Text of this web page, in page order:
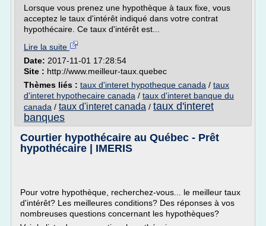
Lorsque vous prenez une hypothèque à taux fixe, vous
acceptez le taux d'intérêt indiqué dans votre contrat
hypothécaire. Ce taux d'intérêt est...
Lire la suite
Date: 2017-11-01 17:28:54
Site : http://www.meilleur-taux.quebec
Thèmes liés : taux d'interet hypotheque canada / taux
d'interet hypothecaire canada / taux d'interet banque du
canada / taux d'interet canada / taux d'interet
banques
Courtier hypothécaire au Québec - Prêt
hypothécaire | IMERIS
Pour votre hypothèque, recherchez-vous... le meilleur taux
d'intérêt? Les meilleures conditions? Des réponses à vos
nombreuses questions concernant les hypothèques?